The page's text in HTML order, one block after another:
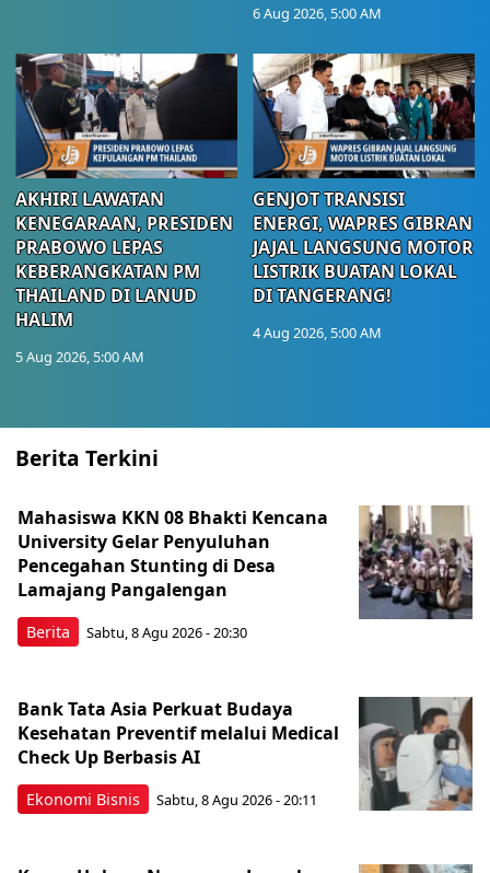
6 Aug 2026, 5:00 AM
AKHIRI LAWATAN
KENEGARAAN, PRESIDEN
PRABOWO LEPAS
KEBERANGKATAN PM
THAILAND DI LANUD
HALIM
5 Aug 2026, 5:00 AM
GENJOT TRANSISI
ENERGI, WAPRES GIBRAN
JAJAL LANGSUNG MOTOR
LISTRIK BUATAN LOKAL
DI TANGERANG!
4 Aug 2026, 5:00 AM
Berita Terkini
Berita
Mahasiswa KKN 08 Bhakti Kencana
University Gelar Penyuluhan
Pencegahan Stunting di Desa
Lamajang Pangalengan
Sabtu, 8 Agu 2026 - 20:30
Ekonomi Bisnis
Bank Tata Asia Perkuat Budaya
Kesehatan Preventif melalui Medical
Check Up Berbasis AI
Sabtu, 8 Agu 2026 - 20:11